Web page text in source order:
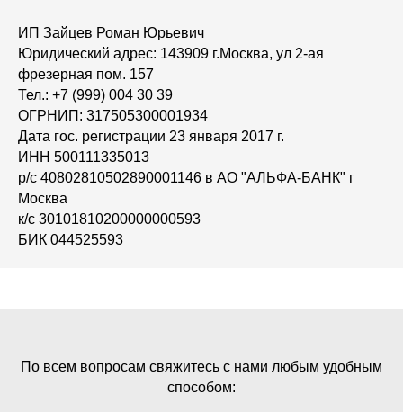
ИП Зайцев Роман Юрьевич
Юридический адрес: 143909 г.Москва, ул 2-ая
фрезерная пом. 157
Тел.: +7 (999) 004 30 39
ОГРНИП: 317505300001934
Дата гос. регистрации 23 января 2017 г.
ИНН 500111335013
р/с 40802810502890001146 в АО "АЛЬФА-БАНК" г
Москва
к/с 30101810200000000593
БИК 044525593
По всем вопросам свяжитесь с нами любым удобным
способом: